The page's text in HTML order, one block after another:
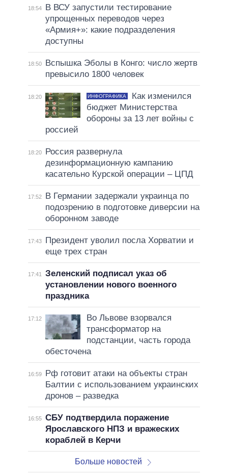
18:54
В ВСУ запустили тестирование
упрощенных переводов через
«Армия+»: какие подразделения
доступны
18:50
Вспышка Эболы в Конго: число жертв
превысило 1800 человек
18:20 ИНФОГРАФИКА
Как изменился
бюджет Министерства
обороны за 13 лет войны с
россией
18:20
Россия развернула
дезинформационную кампанию
касательно Курской операции – ЦПД
17:52
В Германии задержали украинца по
подозрению в подготовке диверсии на
оборонном заводе
17:43
Президент уволил посла Хорватии и
еще трех стран
17:41
Зеленский подписал указ об
установлении нового военного
праздника
17:12
Во Львове взорвался
трансформатор на
подстанции, часть города
обесточена
16:59
Рф готовит атаки на объекты стран
Балтии с использованием украинских
дронов – разведка
16:55 СБУ подтвердила поражение
Ярославского НПЗ и вражеских
кораблей в Керчи
Больше новостей